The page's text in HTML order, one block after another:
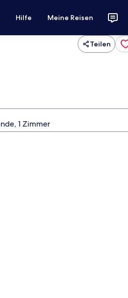
Hilfe Meine Reisen
Teilen